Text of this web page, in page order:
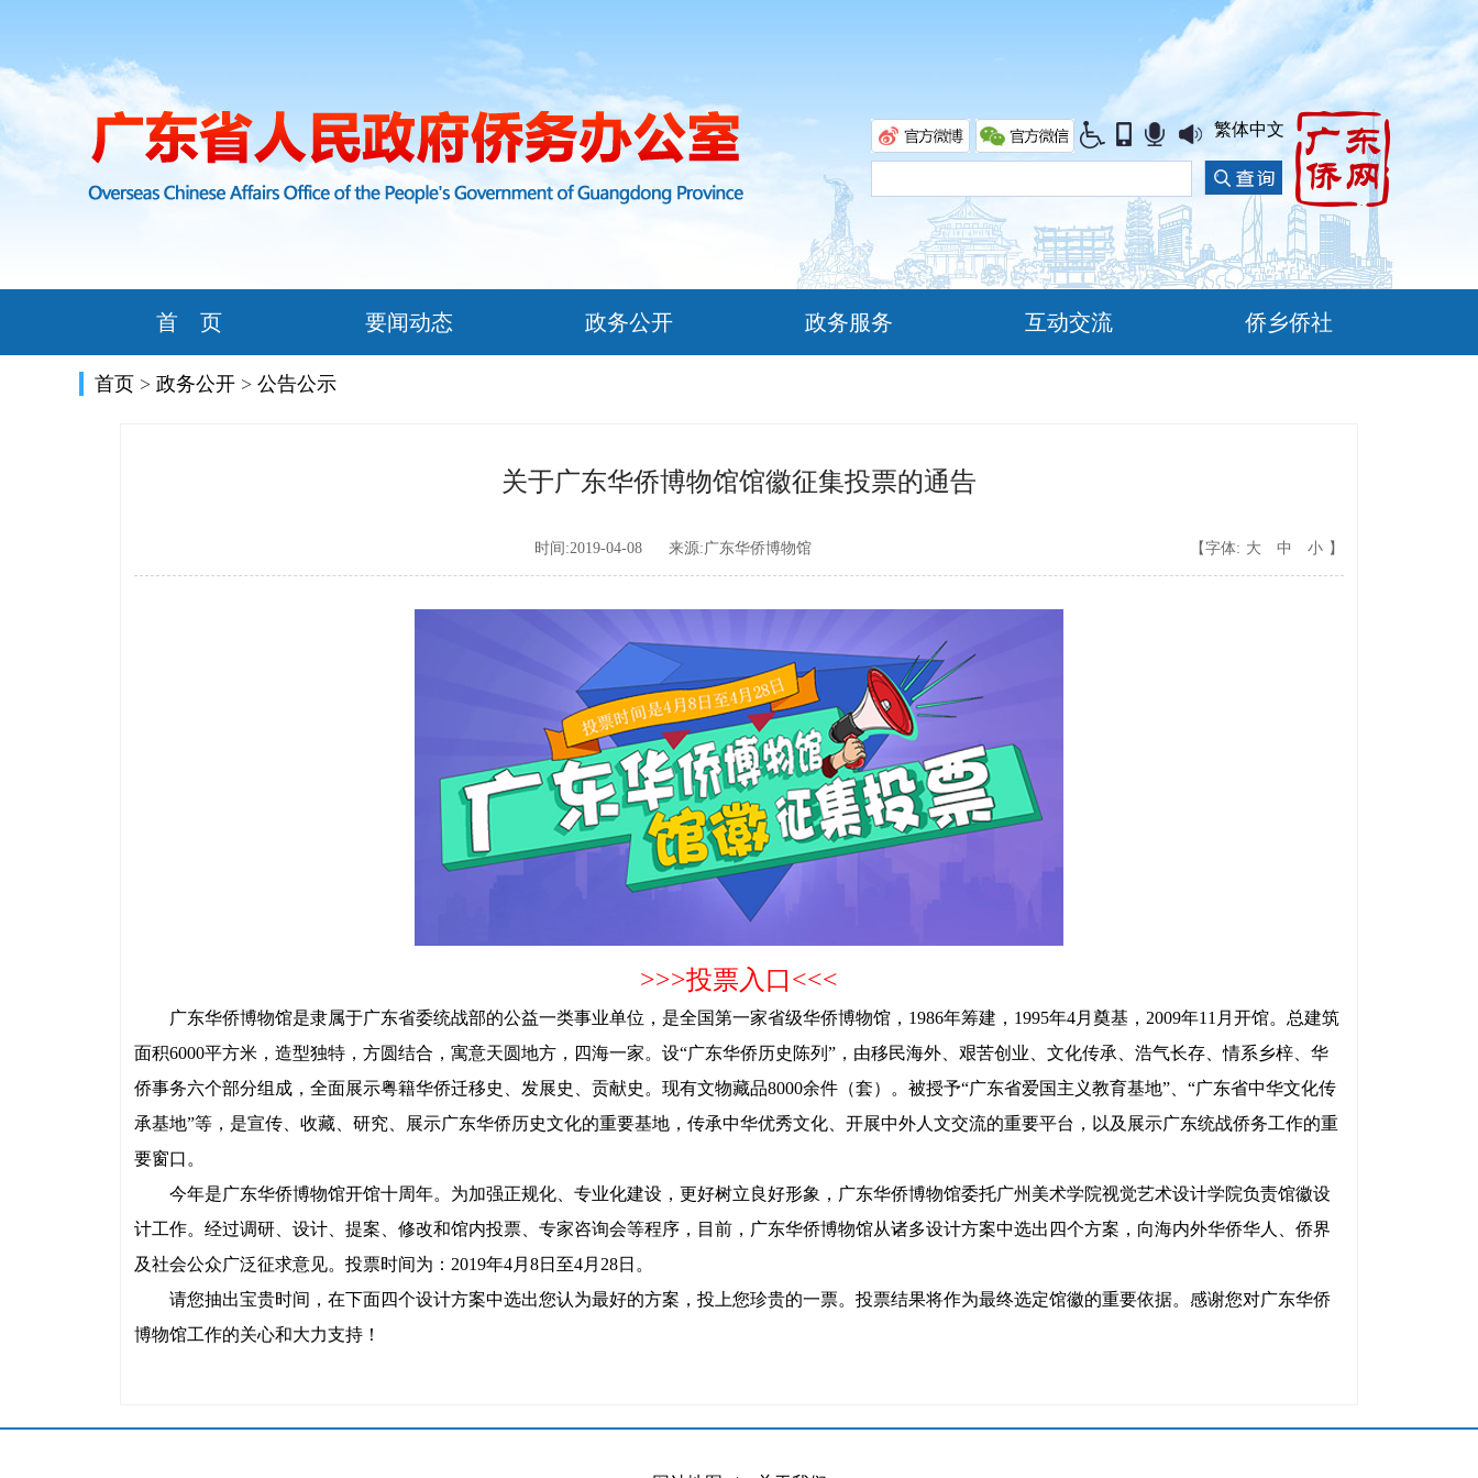
繁体中文
首 页 要闻动态 政务公开 政务服务 互动交流 侨乡侨社
首页 > 政务公开 > 公告公示
关于广东华侨博物馆馆徽征集投票的通告
时间:2019-04-08 来源:广东华侨博物馆 【字体: 大 中 小 】
>>>投票入口<<<
广东华侨博物馆是隶属于广东省委统战部的公益一类事业单位，是全国第一家省级华侨博物馆，1986年筹建，1995年4月奠基，2009年11月开馆。总建筑
面积6000平方米，造型独特，方圆结合，寓意天圆地方，四海一家。设“广东华侨历史陈列”，由移民海外、艰苦创业、文化传承、浩气长存、情系乡梓、华
侨事务六个部分组成，全面展示粤籍华侨迁移史、发展史、贡献史。现有文物藏品8000余件（套）。被授予“广东省爱国主义教育基地”、“广东省中华文化传
承基地”等，是宣传、收藏、研究、展示广东华侨历史文化的重要基地，传承中华优秀文化、开展中外人文交流的重要平台，以及展示广东统战侨务工作的重
要窗口。
今年是广东华侨博物馆开馆十周年。为加强正规化、专业化建设，更好树立良好形象，广东华侨博物馆委托广州美术学院视觉艺术设计学院负责馆徽设
计工作。经过调研、设计、提案、修改和馆内投票、专家咨询会等程序，目前，广东华侨博物馆从诸多设计方案中选出四个方案，向海内外华侨华人、侨界
及社会公众广泛征求意见。投票时间为：2019年4月8日至4月28日。
请您抽出宝贵时间，在下面四个设计方案中选出您认为最好的方案，投上您珍贵的一票。投票结果将作为最终选定馆徽的重要依据。感谢您对广东华侨
博物馆工作的关心和大力支持！